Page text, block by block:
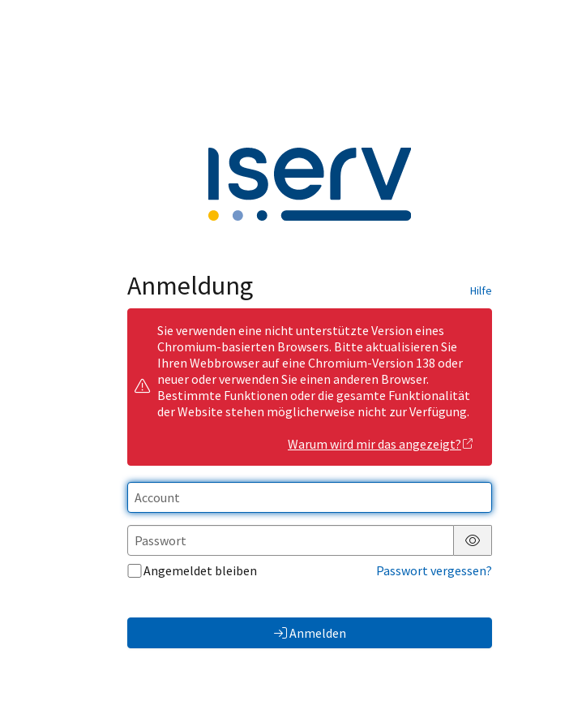
Anmeldung Hilfe
Sie verwenden eine nicht unterstützte Version eines
Chromium-basierten Browsers. Bitte aktualisieren Sie
Ihren Webbrowser auf eine Chromium-Version 138 oder
neuer oder verwenden Sie einen anderen Browser.
Bestimmte Funktionen oder die gesamte Funktionalität
der Website stehen möglicherweise nicht zur Verfügung.
Warum wird mir das angezeigt?
Passwort anzeigen
Angemeldet bleiben
Passwort vergessen?
Anmelden